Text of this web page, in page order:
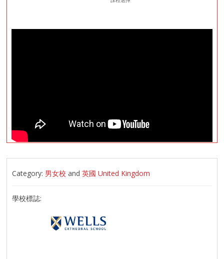
Category: 男女校 and英國 United Kingdom
學校標誌: